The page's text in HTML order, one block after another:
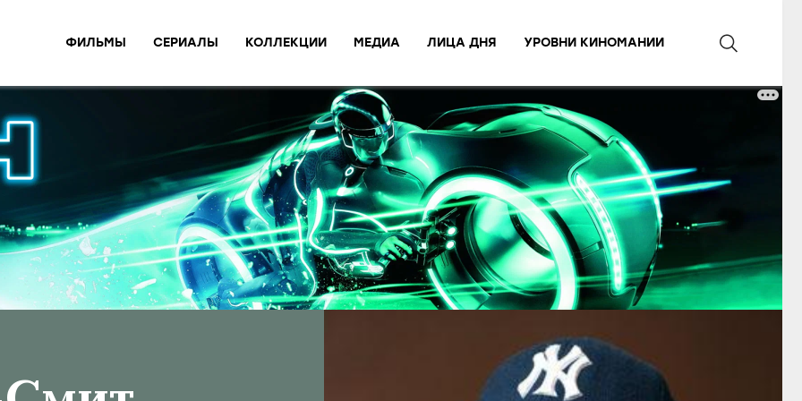
ФИЛЬМЫ СЕРИАЛЫ КОЛЛЕКЦИИ МЕДИА ЛИЦА ДНЯ УРОВНИ КИНОМАНИИ